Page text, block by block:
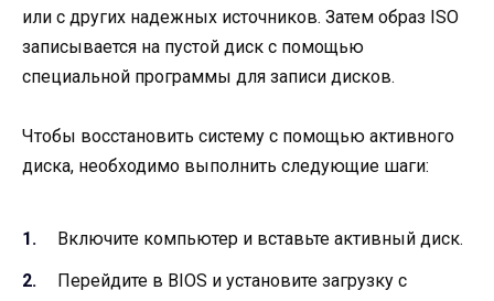
или с других надежных источников. Затем образ ISO
записывается на пустой диск с помощью
специальной программы для записи дисков.
Чтобы восстановить систему с помощью активного
диска, необходимо выполнить следующие шаги:
Включите компьютер и вставьте активный диск.
Перейдите в BIOS и установите загрузку с